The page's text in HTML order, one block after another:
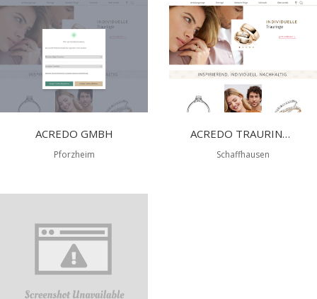
ACREDO GMBH
Pforzheim
ACREDO TRAURINGE
Schaffhausen